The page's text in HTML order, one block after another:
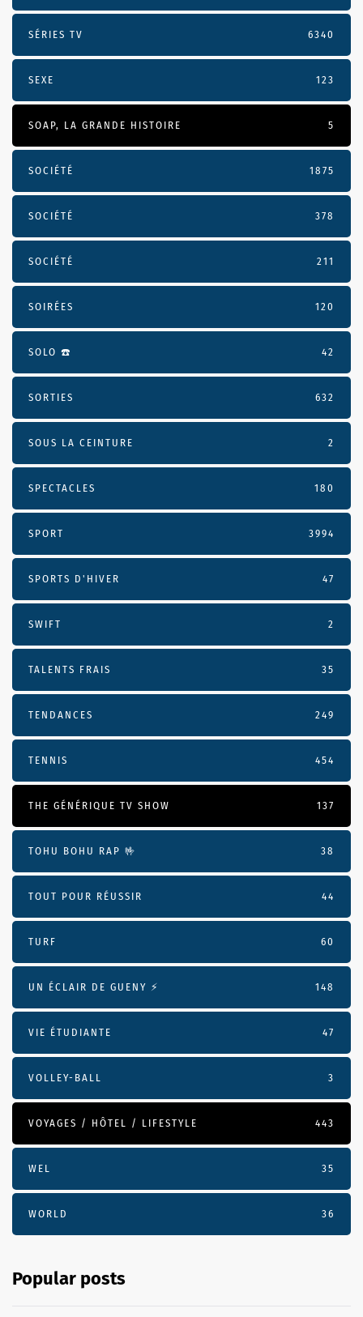
SÉRIES TV 6340
SEXE 123
SOAP, LA GRANDE HISTOIRE 5
SOCIÉTÉ 1875
SOCIÉTÉ 378
SOCIÉTÉ 211
SOIRÉES 120
SOLO ☎️ 42
SORTIES 632
SOUS LA CEINTURE 2
SPECTACLES 180
SPORT 3994
SPORTS D'HIVER 47
SWIFT 2
TALENTS FRAIS 35
TENDANCES 249
TENNIS 454
THE GÉNÉRIQUE TV SHOW 137
TOHU BOHU RAP 🤟 38
TOUT POUR RÉUSSIR 44
TURF 60
UN ÉCLAIR DE GUENY ⚡️ 148
VIE ÉTUDIANTE 47
VOLLEY-BALL 3
VOYAGES / HÔTEL / LIFESTYLE 443
WEL 35
WORLD 36
Popular posts